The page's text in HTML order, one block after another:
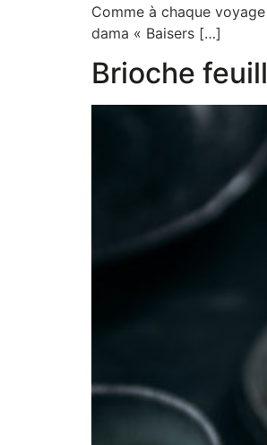
Comme à chaque
dama « Baisers […]
Brioche